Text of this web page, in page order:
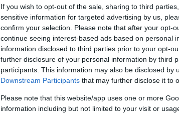
If you wish to opt-out of the sale, sharing to third
sensitive information for targeted advertising by us,
confirm your selection. Please note that after your opt-
continue seeing interest-based ads based on personal
information disclosed to third parties prior to your opt-
further disclosure of your personal information by third
participants. This information may also be disclosed by
Downstream Participants that may further disclose it to
Please note that this website/app uses one or more
information including but not limited to your visit or
velem egy múltidéző utazásra,
biztosan olvashattok majd…